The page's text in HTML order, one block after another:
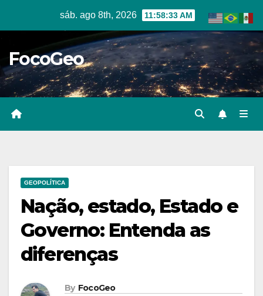
sáb. ago 8th, 2026 11:58:33 AM
FocoGeo
GEOPOLÍTICA
Nação, estado, Estado e
Governo: Entenda as
diferenças
By FocoGeo